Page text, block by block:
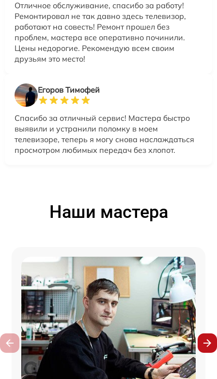
Отличное обслуживание, спасибо за работу!
Ремонтировал не так давно здесь телевизор,
работают на совесть! Ремонт прошел без
проблем, мастера все оперативно починили.
Цены недорогие. Рекомендую всем своим
друзьям это место!
Егоров Тимофей
Спасибо за отличный сервис! Мастера быстро
выявили и устранили поломку в моем
телевизоре, теперь я могу снова наслаждаться
просмотром любимых передач без хлопот.
Наши мастера